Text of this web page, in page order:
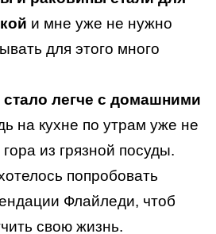
и мне уже не нужно
для этого много
легче с домашними
на кухне по утрам уже не
из грязной посуды.
попробовать
Флайледи, чтоб
свою жизнь.